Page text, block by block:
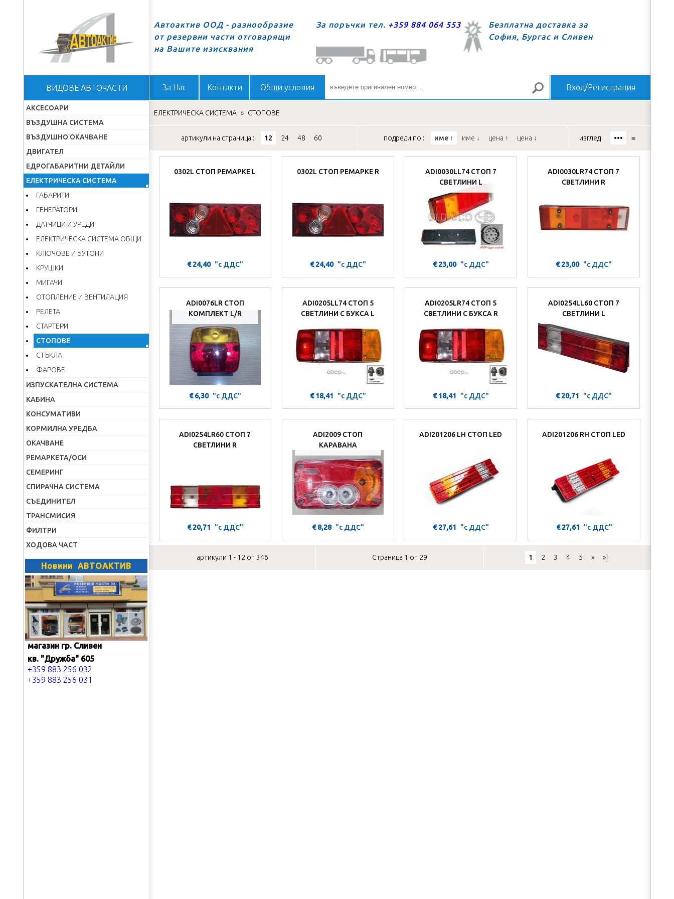
Начало
ВИДОВЕ АВТОЧАСТИ
Автоактив ООД - разнообразие
от резервни части отговарящи
на Вашите изисквания
За поръчки тел. +359 884 064 553
Безплатна доставка за
София, Бургас и Сливен
За Нас Контакти Общи условия Търсене
Вход/Регистрация
АКСЕСОАРИ
ВЪЗДУШНА СИСТЕМА
ВЪЗДУШНО ОКАЧВАНЕ
ДВИГАТЕЛ
ЕДРОГАБАРИТНИ ДЕТАЙЛИ
ЕЛЕКТРИЧЕСКА СИСТЕМА
ГАБАРИТИ
ГЕНЕРАТОРИ
ДАТЧИЦИ И УРЕДИ
ЕЛЕКТРИЧЕСКА СИСТЕМА ОБЩИ
КЛЮЧОВЕ И БУТОНИ
КРУШКИ
МИГАЧИ
ОТОПЛЕНИЕ И ВЕНТИЛАЦИЯ
РЕЛЕТА
СТАРТЕРИ
СТОПОВЕ
СТЪКЛА
ФАРОВЕ
ИЗПУСКАТЕЛНА СИСТЕМА
КАБИНА
КОНСУМАТИВИ
КОРМИЛНА УРЕДБА
ОКАЧВАНЕ
РЕМАРКЕТА/ОСИ
СЕМЕРИНГ
СПИРАЧНА СИСТЕМА
СЪЕДИНИТЕЛ
ТРАНСМИСИЯ
ФИЛТРИ
ХОДОВА ЧАСТ
Новини АВТОАКТИВ
магазин гр. Сливен
кв. "Дружба" 605
+359 883 256 032
+359 883 256 031
ЕЛЕКТРИЧЕСКА СИСТЕМА » СТОПОВЕ
артикули на страница : 12 24 48 60 подреди по : име ↑ име ↓ цена ↑ цена ↓ изглед : ••• ≡
0302L СТОП РЕМАРКЕ L
€ 24,40 "с ДДС"
0302L СТОП РЕМАРКЕ R
€ 24,40 "с ДДС"
ADI0030LL74 СТОП 7
СВЕТЛИНИ L
€ 23,00 "с ДДС"
ADI0030LR74 СТОП 7
СВЕТЛИНИ R
€ 23,00 "с ДДС"
ADI0076LR СТОП
КОМПЛЕКТ L/R
€ 6,30 "с ДДС"
ADI0205LL74 СТОП 5
СВЕТЛИНИ С БУКСА L
€ 18,41 "с ДДС"
ADI0205LR74 СТОП 5
СВЕТЛИНИ С БУКСА R
€ 18,41 "с ДДС"
ADI0254LL60 СТОП 7
СВЕТЛИНИ L
€ 20,71 "с ДДС"
ADI0254LR60 СТОП 7
СВЕТЛИНИ R
€ 20,71 "с ДДС"
ADI2009 СТОП
КАРАВАНА
€ 8,28 "с ДДС"
ADI201206 LH СТОП LED
€ 27,61 "с ДДС"
ADI201206 RH СТОП LED
€ 27,61 "с ДДС"
артикули 1 - 12 от 346 Страница 1 от 29 1 2 3 4 5 » »]